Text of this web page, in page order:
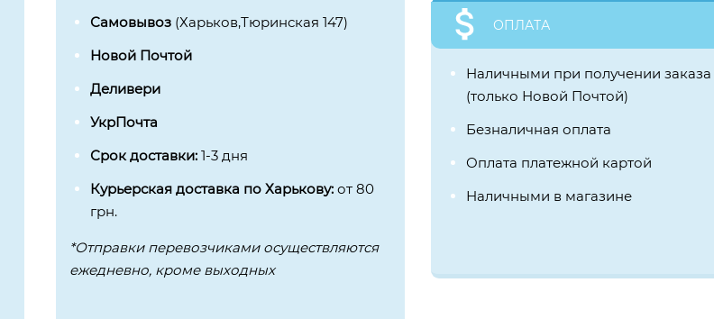
Самовывоз (Харьков,Тюринская 147)
Новой Почтой
Деливери
УкрПочта
Срок доставки:1-3 дня
Курьерская доставка по Харькову:от 80
грн.
*Отправки перевозчиками осуществляются
ежедневно, кроме выходных
ОПЛАТА
Наличными при получении заказа
(только Новой Почтой)
Безналичная оплата
Оплата платежной картой
Наличными в магазине